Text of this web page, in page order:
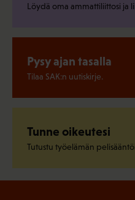
Löydä oma ammattiliittosi ja
Pysy ajan tasalla
Tilaa SAK:n uutiskirje.
Tunne oikeutesi
Tutustu työelämän